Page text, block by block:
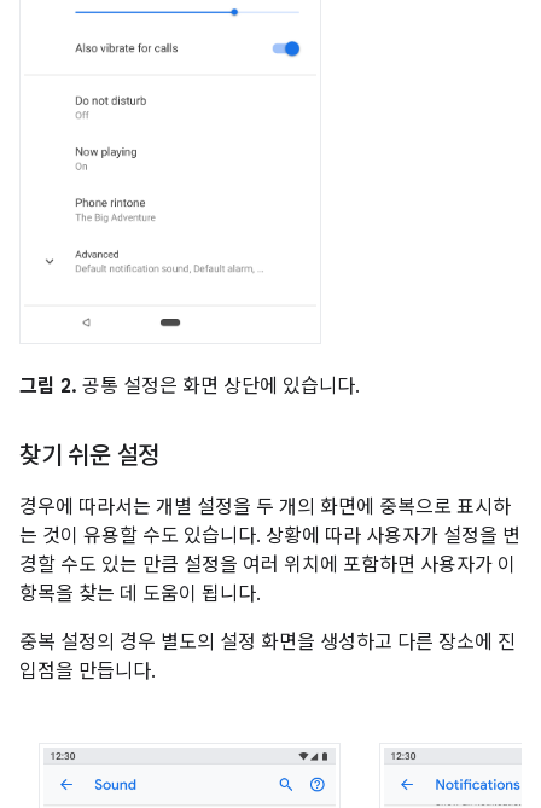
그림 2. 공통 설정은 화면 상단에 있습니다.
찾기 쉬운 설정
경우에 따라서는 개별 설정을 두 개의 화면에 중복으로 표시하
는 것이 유용할 수도 있습니다. 상황에 따라 사용자가 설정을 변
경할 수도 있는 만큼 설정을 여러 위치에 포함하면 사용자가 이
항목을 찾는 데 도움이 됩니다.
중복 설정의 경우 별도의 설정 화면을 생성하고 다른 장소에 진
입점을 만듭니다.